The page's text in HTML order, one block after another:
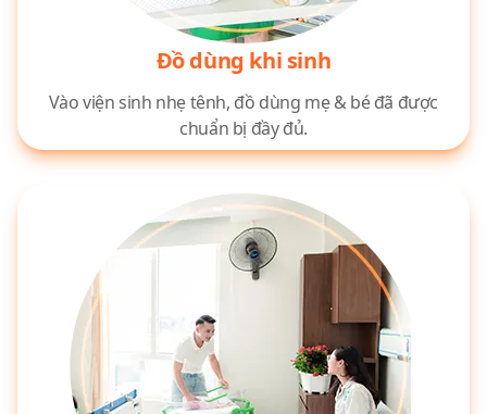
Đồ dùng khi sinh
Vào viện sinh nhẹ tênh, đồ dùng mẹ & bé đã được
chuẩn bị đầy đủ.